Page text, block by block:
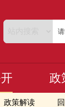
政策解读
政